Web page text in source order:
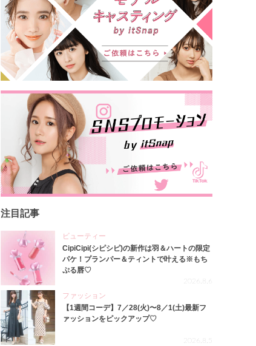
注目記事
ビューティー
CipiCipi(シピシピ)の新作は羽＆ハートの限定
パケ！プランパー＆ティントで叶える※もち
ぷる唇♡
2026.8.6
ファッション
【1週間コーデ】7／28(火)〜8／1(土)最新フ
ァッションをピックアップ♡
2026.8.5